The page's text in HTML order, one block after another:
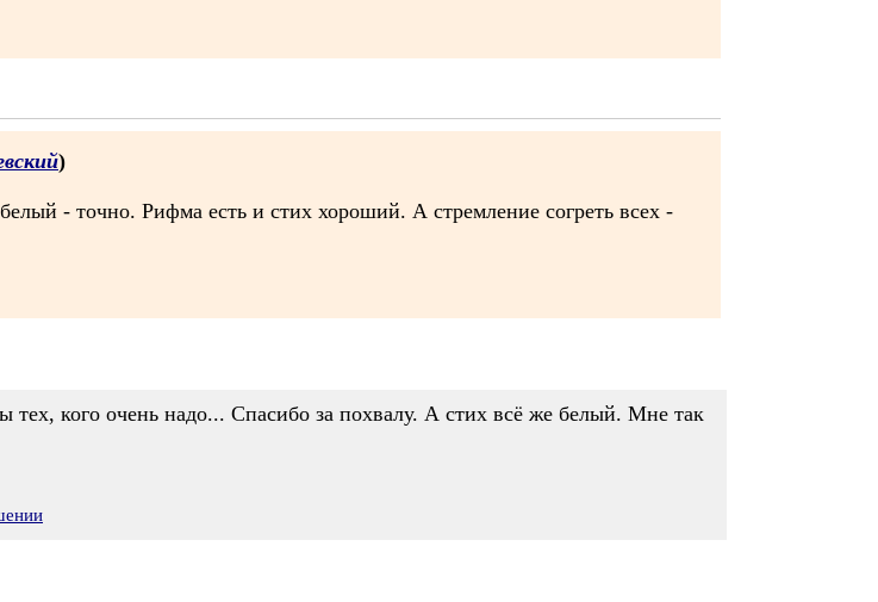
)
- точно. Рифма есть и стих хороший. А стремление согреть всех -
тех, кого очень надо... Спасибо за похвалу. А стих всё же белый. Мне так